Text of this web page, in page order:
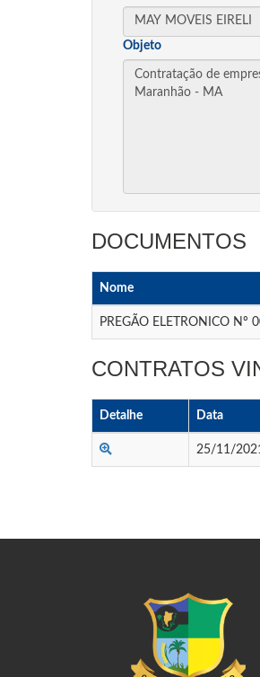
Objeto
DOCUMENTOS
Nome
PREGÃO ELETRONICO Nº
CONTRATOS
Detalhe Data
25/11/2021